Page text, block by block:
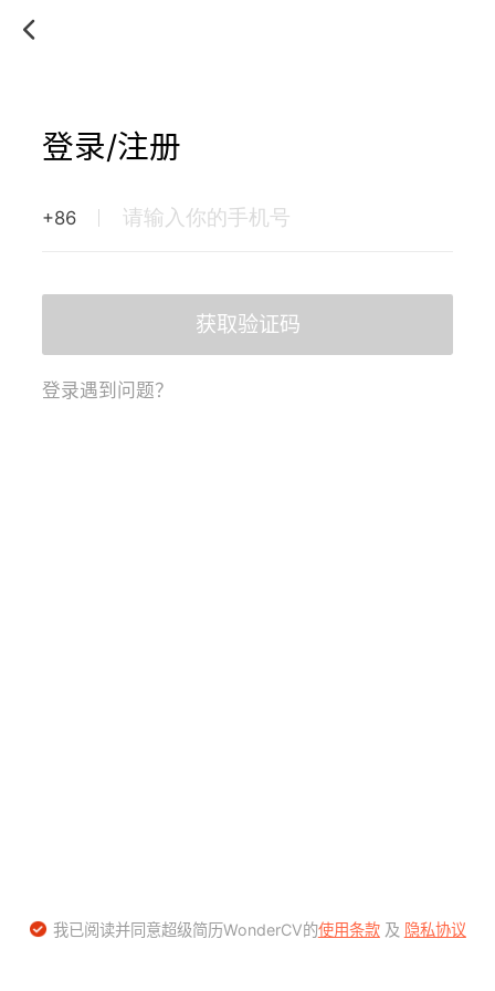
登录/注册
+86
获取验证码
登录遇到问题？
我已阅读并同意超级简历WonderCV的使用条款及 隐私协议